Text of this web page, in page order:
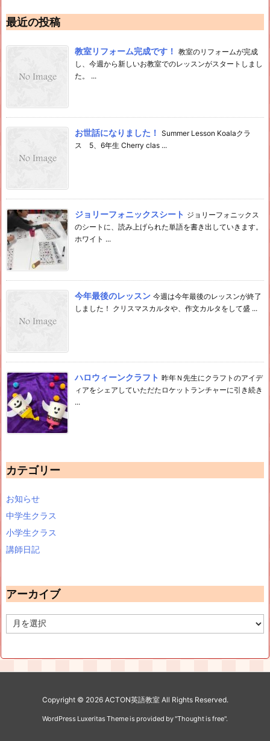
最近の投稿
教室リフォーム完成です！ 教室のリフォームが完成
し、今週から新しいお教室でのレッスンがスタートしまし
た。 ...
お世話になりました！ Summer Lesson Koalaクラ
ス 5、6年生 Cherry clas ...
ジョリーフォニックスシート ジョリーフォニックス
のシートに、読み上げられた単語を書き出していきます。
ホワイト ...
今年最後のレッスン 今週は今年最後のレッスンが終了
しました！ クリスマスカルタや、作文カルタをして盛 ...
ハロウィーンクラフト 昨年Ｎ先生にクラフトのアイデ
ィアをシェアしていただたロケットランチャーに引き続き
...
カテゴリー
お知らせ
中学生クラス
小学生クラス
講師日記
アーカイブ
ー
Copyright © 2026 ACTON英語教室All Rights Reserved.
WordPress Luxeritas Theme is provided by "Thought is free".